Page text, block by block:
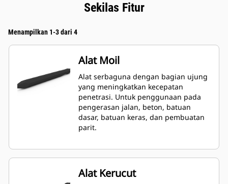
Sekilas Fitur
Menampilkan 1-3 dari 4
Alat Moil
Alat serbaguna dengan bagian ujung
yang meningkatkan kecepatan
penetrasi. Untuk penggunaan pada
pengerasan jalan, beton, batuan
dasar, batuan keras, dan pembuatan
parit.
Alat Kerucut